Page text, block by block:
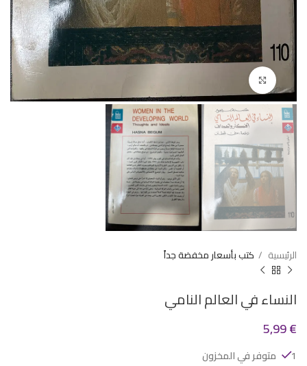
الرئيسية كتب بأسعار مخفضة جداً
النساء في العالم النامي
5,99€
1 متوفر في المخزون